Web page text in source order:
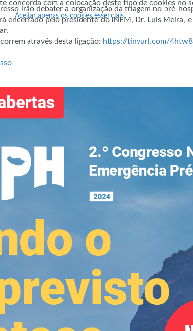
irão debater a organização da triagem no pré-
encerrado pelo presidente do INEM, Dr. Luis Meira,
através desta ligação: https://tinyurl.com/
concorda com a colocação deste tipo de cookies no
Aceitar apenas os cookies essenciais